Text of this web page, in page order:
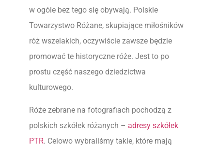
w ogóle bez tego się obywają. Polskie
Towarzystwo Różane, skupiające miłośników
róż wszelakich, oczywiście zawsze będzie
promować te historyczne róże. Jest to po
prostu część naszego dziedzictwa
kulturowego.
Róże zebrane na fotografiach pochodzą z
polskich szkółek różanych – adresy szkółek
PTR. Celowo wybraliśmy takie, które mają